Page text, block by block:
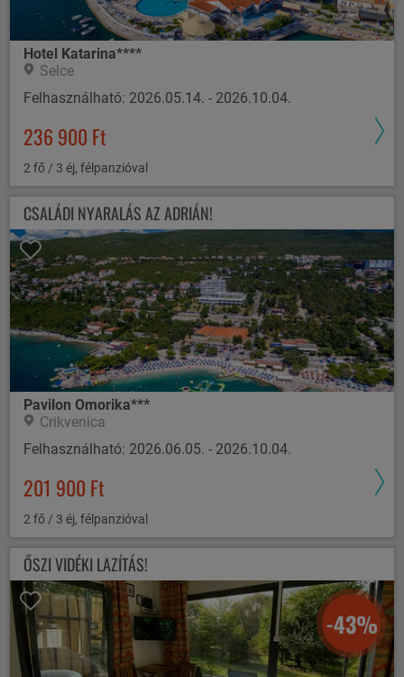
Hotel Katarina****
Selce
Felhasználható: 2026.05.14. - 2026.10.04.
236 900 Ft
2 fő / 3 éj, félpanzióval
CSALÁDI NYARALÁS AZ ADRIÁN!
Pavilon Omorika***
Crikvenica
Felhasználható: 2026.06.05. - 2026.10.04.
201 900 Ft
2 fő / 3 éj, félpanzióval
ŐSZI VIDÉKI LAZÍTÁS!
-43%